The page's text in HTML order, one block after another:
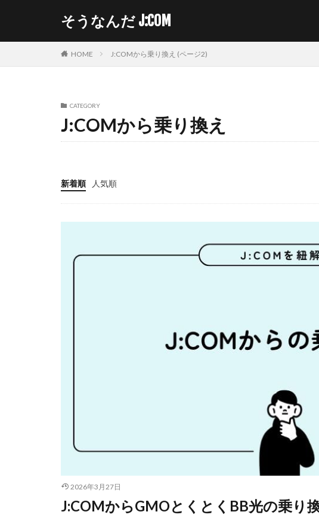
そうなんだ J:COM
HOME J:COMから乗り換え (ページ2)
CATEGORY
J:COMから乗り換え
新着順 人気順
2026年3月27日
J:COMからGMOとくとくBB光の乗り